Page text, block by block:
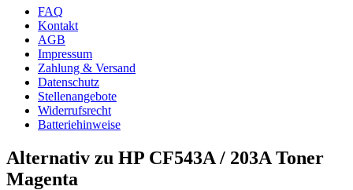
FAQ
Kontakt
AGB
Impressum
Zahlung & Versand
Datenschutz
Stellenangebote
Widerrufsrecht
Batteriehinweise
Alternativ zu HP CF543A / 203A Toner
Magenta